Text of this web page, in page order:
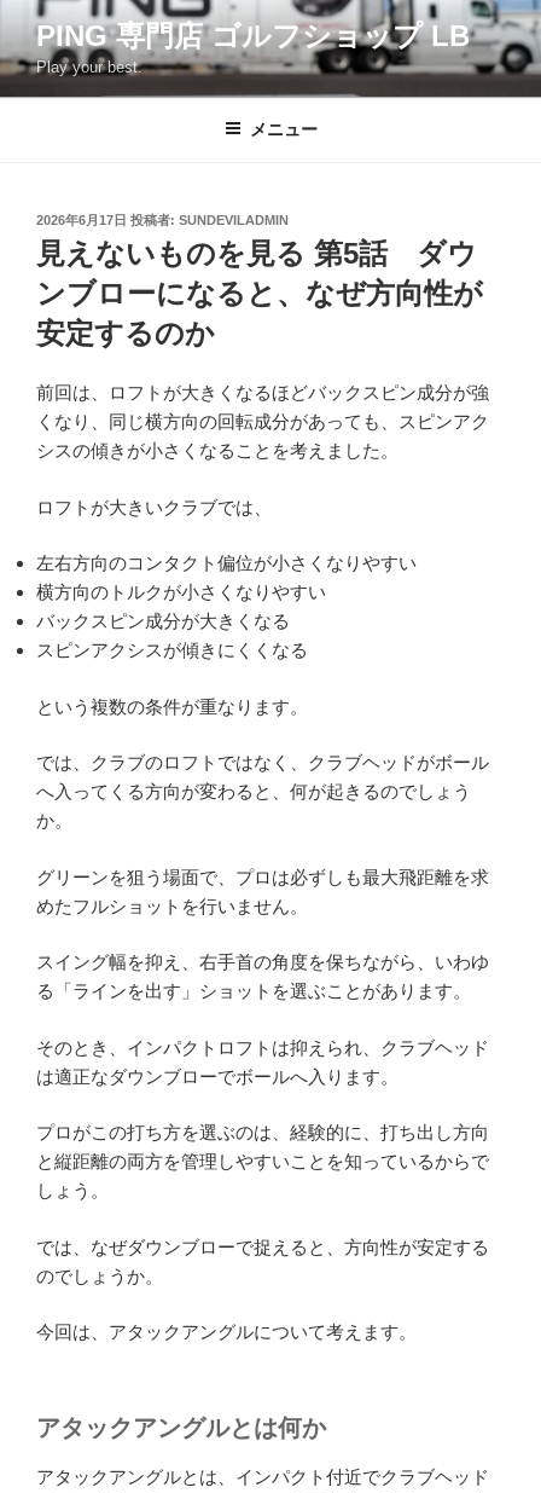
テ
ン
PING 専門店 ゴルフショップ LB
Play your best.
メニュー
投
稿
日:
2026年6月17日 投稿者: SUNDEVILADMIN
見えないものを見る 第5話 ダウ
ンブローになると、なぜ方向性が
安定するのか
前回は、ロフトが大きくなるほどバックスピン成分が強
くなり、同じ横方向の回転成分があっても、スピンアク
シスの傾きが小さくなることを考えました。
ロフトが大きいクラブでは、
左右方向のコンタクト偏位が小さくなりやすい
横方向のトルクが小さくなりやすい
バックスピン成分が大きくなる
スピンアクシスが傾きにくくなる
という複数の条件が重なります。
では、クラブのロフトではなく、クラブヘッドがボール
へ入ってくる方向が変わると、何が起きるのでしょう
か。
グリーンを狙う場面で、プロは必ずしも最大飛距離を求
めたフルショットを行いません。
スイング幅を抑え、右手首の角度を保ちながら、いわゆ
る「ラインを出す」ショットを選ぶことがあります。
そのとき、インパクトロフトは抑えられ、クラブヘッド
は適正なダウンブローでボールへ入ります。
プロがこの打ち方を選ぶのは、経験的に、打ち出し方向
と縦距離の両方を管理しやすいことを知っているからで
しょう。
では、なぜダウンブローで捉えると、方向性が安定する
のでしょうか。
今回は、アタックアングルについて考えます。
アタックアングルとは何か
アタックアングルとは、インパクト付近でクラブヘッド